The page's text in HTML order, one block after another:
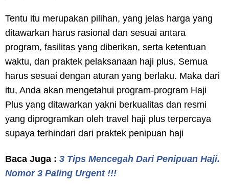
Tentu itu merupakan pilihan, yang jelas harga yang
ditawarkan harus rasional dan sesuai antara
program, fasilitas yang diberikan, serta ketentuan
waktu, dan praktek pelaksanaan haji plus. Semua
harus sesuai dengan aturan yang berlaku. Maka dari
itu, Anda akan mengetahui program-program Haji
Plus yang ditawarkan yakni berkualitas dan resmi
yang diprogramkan oleh travel haji plus terpercaya
supaya terhindari dari praktek penipuan haji
Baca Juga : 3 Tips Mencegah Dari Penipuan Haji.
Nomor 3 Paling Urgent !!!